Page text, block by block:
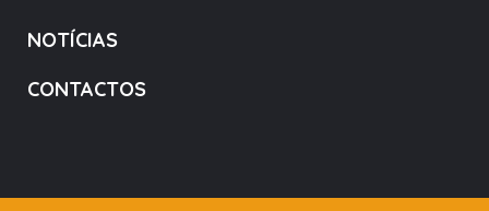
NOTÍCIAS
CONTACTOS